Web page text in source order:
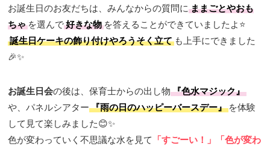
お誕生日のお友だちは、みんなからの質問にままごとやおも
ちゃ を選んで好きな物 を答えることができていましたよ⭐️
誕生日ケーキの飾り付けやろうそく立て も上手にできました
🎉✨
お誕生日会の後は、保育士からの出し物『色水マジック』
や、パネルシアター『雨の日のハッピーバースデー』 を体験
して見て楽しみました😊✨
色が変わっていく不思議な水を見て
「すごーい！」「色が変わ